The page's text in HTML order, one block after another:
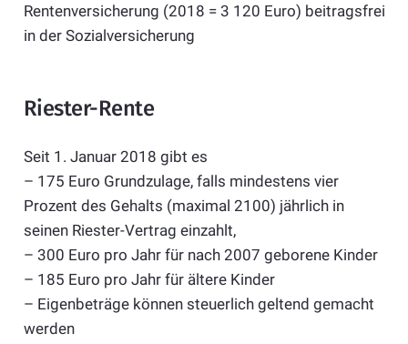
Rentenversicherung (2018 = 3 120 Euro) beitragsfrei
in der Sozialversicherung
Riester-Rente
Seit 1. Januar 2018 gibt es
– 175 Euro Grundzulage, falls mindestens vier
Prozent des Gehalts (maximal 2100) jährlich in
seinen Riester-Vertrag einzahlt,
– 300 Euro pro Jahr für nach 2007 geborene Kinder
– 185 Euro pro Jahr für ältere Kinder
– Eigenbeträge können steuerlich geltend gemacht
werden